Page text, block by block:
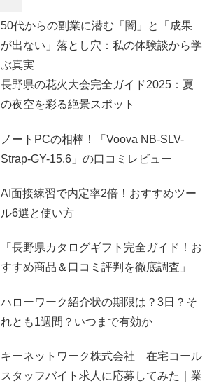
いという人ならば、長続きすることは難し
いでしょう。...
50代からの副業に潜む「闇」と「成果
が出ない」落とし穴：私の体験談から学
ぶ真実
長野県の花火大会完全ガイド2025：夏
の夜空を彩る絶景スポット
ノートPCの相棒！「Voova NB-SLV-
Strap-GY-15.6」の口コミレビュー
AI面接練習で内定率2倍！おすすめツー
ル6選と使い方
「長野県カタログギフト完全ガイド！お
すすめ商品＆口コミ評判を徹底調査」
ハローワーク紹介状の期限は？3日？そ
れとも1週間？いつまで有効か
キーネットワーク株式会社 在宅コール
スタッフバイト求人に応募してみた｜業